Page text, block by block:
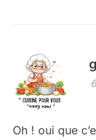
Oh ! oui que